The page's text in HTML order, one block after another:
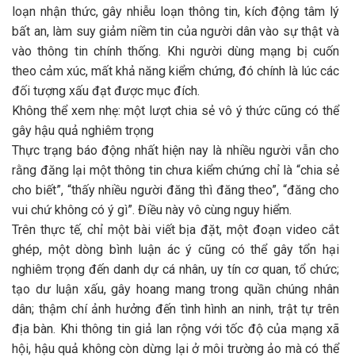
loạn nhận thức, gây nhiễu loạn thông tin, kích động tâm lý
bất an, làm suy giảm niềm tin của người dân vào sự thật và
vào thông tin chính thống. Khi người dùng mạng bị cuốn
theo cảm xúc, mất khả năng kiểm chứng, đó chính là lúc các
đối tượng xấu đạt được mục đích.
Không thể xem nhẹ: một lượt chia sẻ vô ý thức cũng có thể
gây hậu quả nghiêm trọng
Thực trạng báo động nhất hiện nay là nhiều người vẫn cho
rằng đăng lại một thông tin chưa kiểm chứng chỉ là “chia sẻ
cho biết”, “thấy nhiều người đăng thì đăng theo”, “đăng cho
vui chứ không có ý gì”. Điều này vô cùng nguy hiểm.
Trên thực tế, chỉ một bài viết bịa đặt, một đoạn video cắt
ghép, một dòng bình luận ác ý cũng có thể gây tổn hại
nghiêm trọng đến danh dự cá nhân, uy tín cơ quan, tổ chức;
tạo dư luận xấu, gây hoang mang trong quần chúng nhân
dân; thậm chí ảnh hưởng đến tình hình an ninh, trật tự trên
địa bàn. Khi thông tin giả lan rộng với tốc độ của mạng xã
hội, hậu quả không còn dừng lại ở môi trường ảo mà có thể